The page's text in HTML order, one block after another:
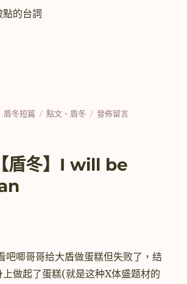
的台詞
2]【盾冬】噗浪跟風〉
分
盾冬短篇
標
點文 、 盾冬
在
【盾
發佈留言
盾冬】I will be
吧唧哥哥给大盾做蛋糕但失败了，结
上做起了蛋糕(就是这种X体盛题材的